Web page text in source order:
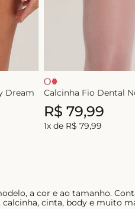
Dream Calcinha Fio Dental
R$ 79,99
1x de R$ 79,99
a cor e ao tamanho.
cinta, body e muito